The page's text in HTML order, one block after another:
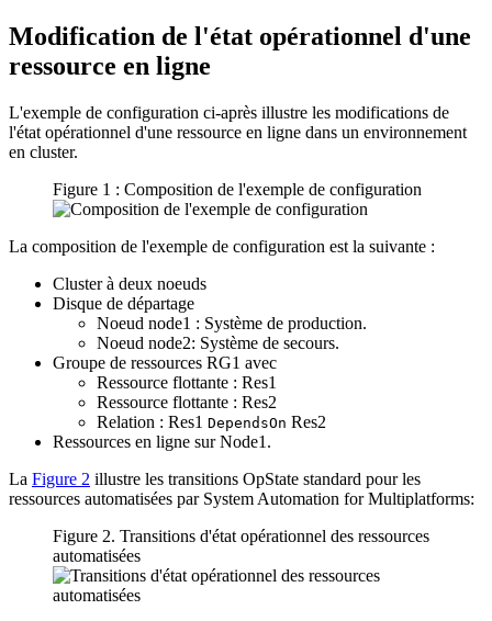
Modification de l'état opérationnel d'une
ressource en ligne
L'exemple de configuration ci-après illustre les modifications de
l'état opérationnel d'une ressource en ligne dans un environnement
en cluster.
Figure 1 : Composition de l'exemple de configuration
La composition de l'exemple de configuration est la suivante :
Cluster à deux noeuds
Disque de départage
Noeud node1 : Système de production.
Noeud node2: Système de secours.
Groupe de ressources RG1 avec
Ressource flottante : Res1
Ressource flottante : Res2
Relation : Res1 DependsOn Res2
Ressources en ligne sur Node1.
La Figure 2 illustre les transitions OpState standard pour les
ressources automatisées par System Automation for Multiplatforms:
Figure 2. Transitions d'état opérationnel des ressources
automatisées